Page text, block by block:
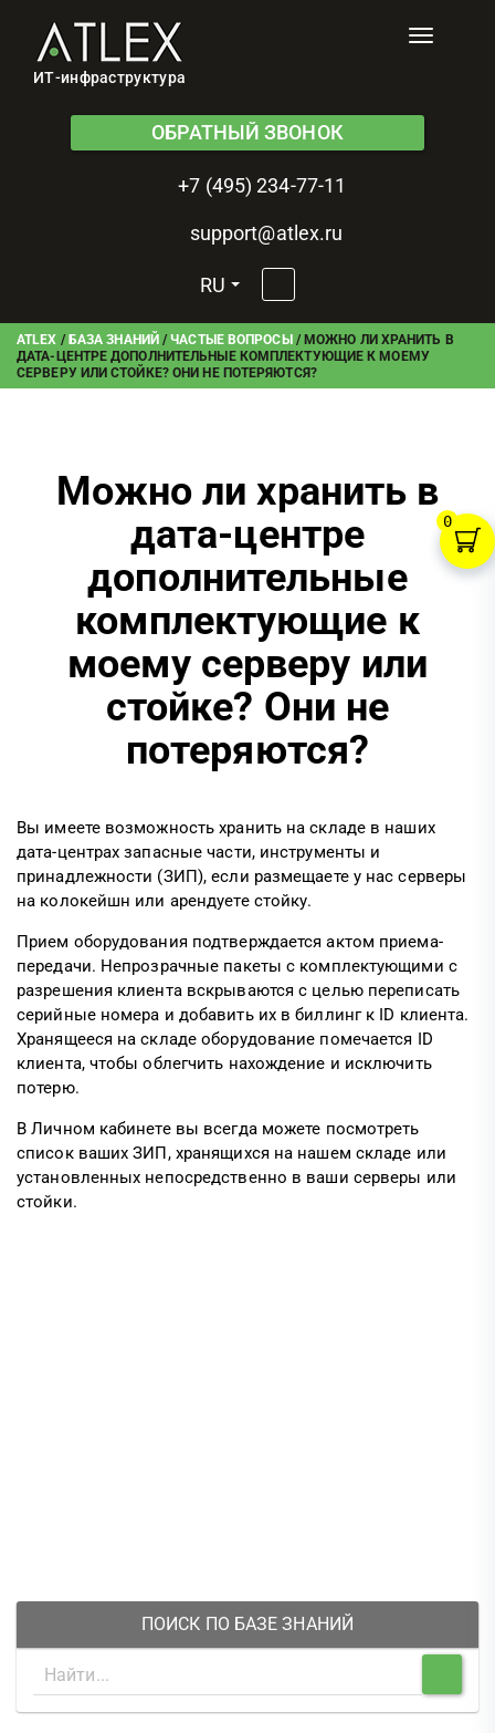
ИТ-инфраструктура
Toggle
ОБРАТНЫЙ ЗВОНОК
+7 (495) 234-77-11
support@atlex.ru
RU
ATLEX / БАЗА ЗНАНИЙ /ЧАСТЫЕ ВОПРОСЫ / МОЖНО ЛИ ХРАНИТЬ В
ДАТА-ЦЕНТРЕ ДОПОЛНИТЕЛЬНЫЕ КОМПЛЕКТУЮЩИЕ К МОЕМУ
СЕРВЕРУ ИЛИ СТОЙКЕ? ОНИ НЕ ПОТЕРЯЮТСЯ?
Можно ли хранить в
дата-центре
дополнительные
комплектующие к
моему серверу или
стойке? Они не
потеряются?
Вы имеете возможность хранить на складе в наших
дата-центрах запасные части, инструменты и
принадлежности (ЗИП), если размещаете у нас серверы
на колокейшн или арендуете стойку.
Прием оборудования подтверждается актом приема-
передачи. Непрозрачные пакеты с комплектующими с
разрешения клиента вскрываются с целью переписать
серийные номера и добавить их в биллинг к ID клиента.
Хранящееся на складе оборудование помечается ID
клиента, чтобы облегчить нахождение и исключить
потерю.
В Личном кабинете вы всегда можете посмотреть
список ваших ЗИП, хранящихся на нашем складе или
установленных непосредственно в ваши серверы или
стойки.
ПОИСК ПО БАЗЕ ЗНАНИЙ
0